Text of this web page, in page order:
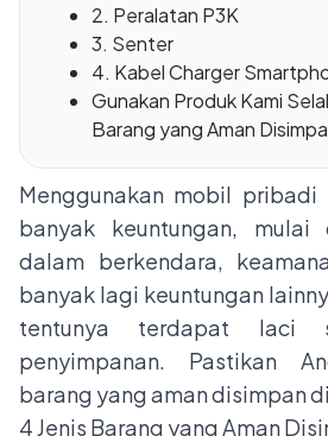
2. Peralatan P3K
3. Senter
4. Kabel Charger
Gunakan Produk Kami
Barang yang Aman
Menggunakan mobil pribadi
banyak keuntungan, mulai
dalam berkendara,
banyak lagi keuntungan
tentunya terdapat laci
penyimpanan. Pastikan
barang yang aman disimpan
4 Jenis Barang yang Aman